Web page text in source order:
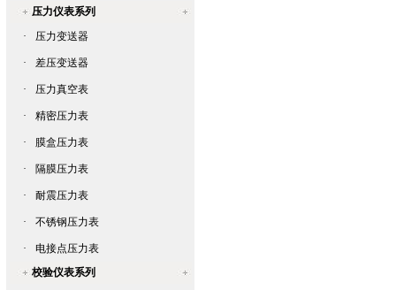
压力仪表系列
·
压力变送器
· 差压变送器
· 压力真空表
· 精密压力表
· 膜盒压力表
· 隔膜压力表
· 耐震压力表
· 不锈钢压力表
·
电接点压力表
校验仪表系列